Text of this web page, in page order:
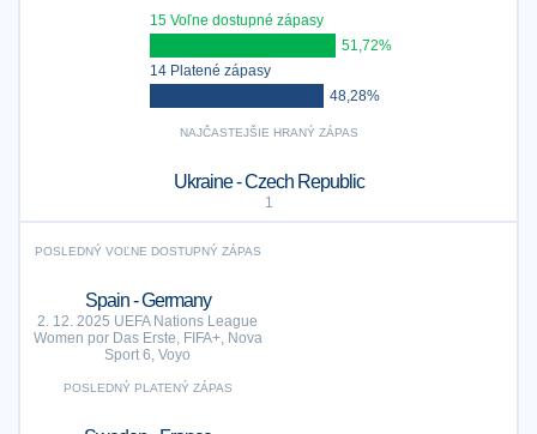
15 Voľne dostupné zápasy
51,72%
14 Platené zápasy
48,28%
NAJČASTEJŠIE HRANÝ ZÁPAS
Ukraine - Czech Republic
1
POSLEDNÝ VOĽNE DOSTUPNÝ ZÁPAS
Spain - Germany
2. 12. 2025 UEFA Nations League
Women por Das Erste, FIFA+, Nova
Sport 6, Voyo
POSLEDNÝ PLATENÝ ZÁPAS